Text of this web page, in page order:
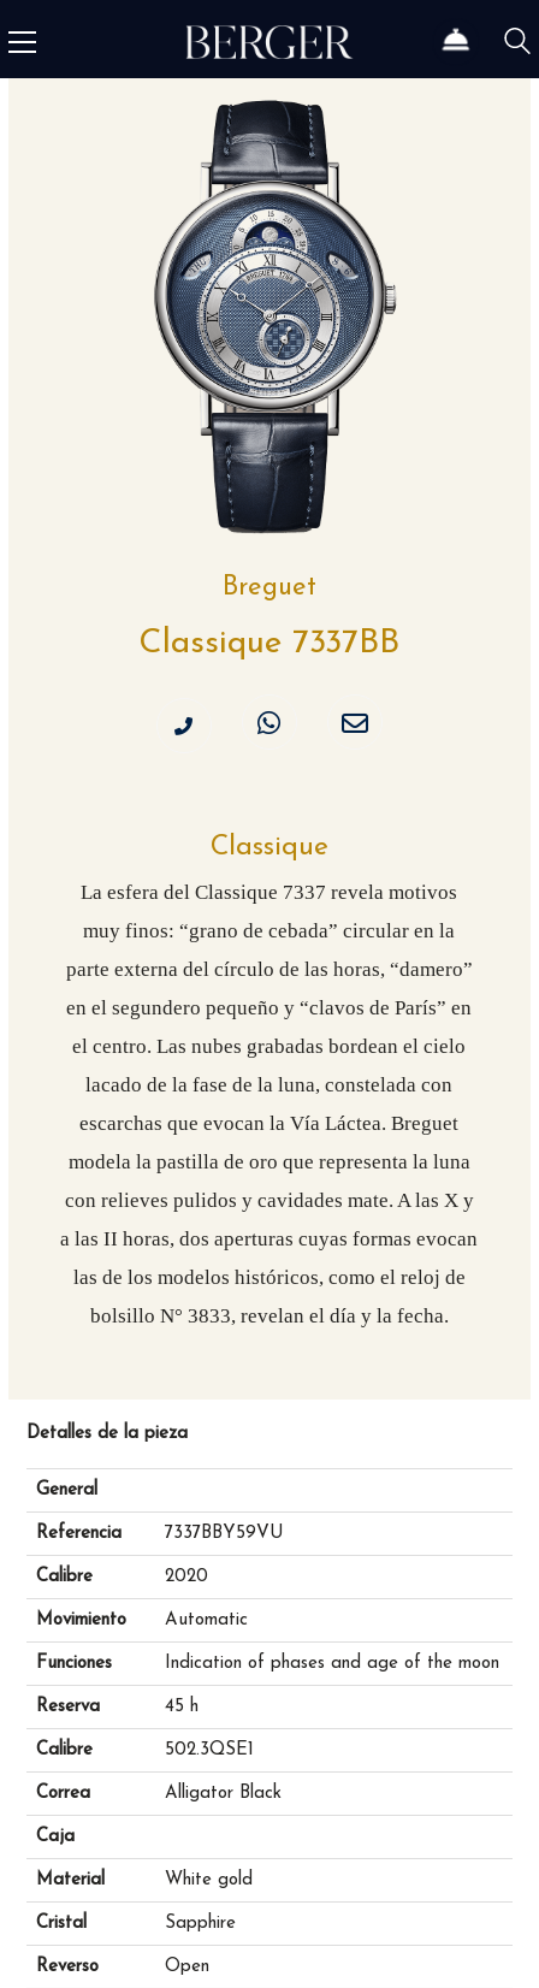
Breguet
Classique 7337BB
Classique
La esfera del Classique 7337 revela motivos
muy finos: “grano de cebada” circular en la
parte externa del círculo de las horas, “damero”
en el segundero pequeño y “clavos de París” en
el centro. Las nubes grabadas bordean el cielo
lacado de la fase de la luna, constelada con
escarchas que evocan la Vía Láctea. Breguet
modela la pastilla de oro que representa la luna
con relieves pulidos y cavidades mate. A las X y
a las II horas, dos aperturas cuyas formas evocan
las de los modelos históricos, como el reloj de
bolsillo N° 3833, revelan el día y la fecha.
Detalles de la pieza
General
Referencia 7337BBY59VU
Calibre 2020
Movimiento Automatic
Funciones Indication of phases and age of the moon
Reserva 45 h
Calibre 502.3QSE1
Correa Alligator Black
Caja
Material White gold
Cristal Sapphire
Reverso Open